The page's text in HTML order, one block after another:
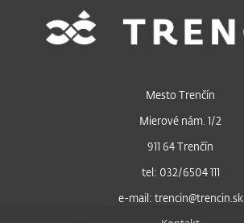
Mesto Trenčín
Mierové nám. 1/2
911 64 Trenčín
tel: 032/6504 111
e-mail: trencin@trencin.sk